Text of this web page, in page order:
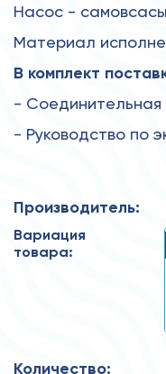
Насос -
Материал
В комплект
- Соединительная
- Руководство по
Производитель:
Вариация
товара:
Количество: